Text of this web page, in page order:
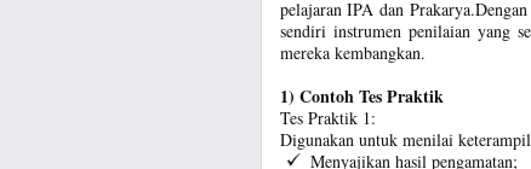
pelajaran IPA dan
sendiri instrumen penilaian yang
mereka kembangkan.
1) Contoh Tes Praktik
Tes Praktik 1:
Digunakan untuk menilai
Menyajikan hasil pengamatan;